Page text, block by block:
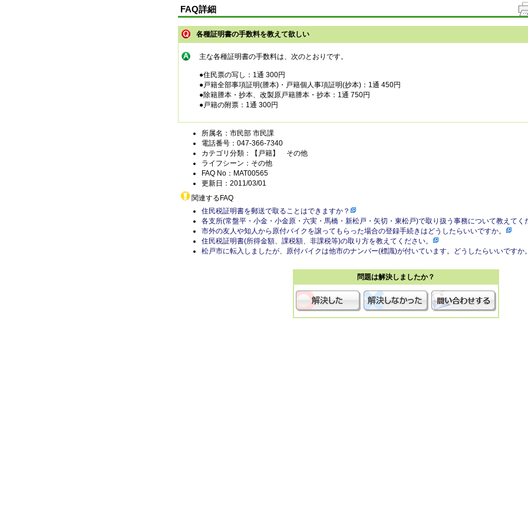
FAQ詳細
各種証明書の手数料を教えて欲しい
主な各種証明書の手数料は、次のとおりです。
●住民票の写し：1通 300円
●戸籍全部事項証明(謄本)・戸籍個人事項証明(抄本)：1通 450円
●除籍謄本・抄本、改製原戸籍謄本・抄本：1通 750円
●戸籍の附票：1通 300円
所属名：市民部 市民課
電話番号：047-366-7340
カテゴリ分類：【戸籍】 その他
ライフシーン：その他
FAQ No：MAT00565
更新日：2011/03/01
関連するFAQ
住民税証明書を郵送で取ることはできますか？
各支所(常盤平・小金・小金原・六実・馬橋・新松戸・矢切・東松戸)で取り扱う事務について教えてく
市外の友人や知人から原付バイクを譲ってもらった場合の登録手続きはどうしたらいいですか。
住民税証明書(所得金額、課税額、非課税等)の取り方を教えてください。
松戸市に転入しましたが、原付バイクは他市のナンバー(標識)が付いています。どうしたらいいですか。
問題は解決しましたか？